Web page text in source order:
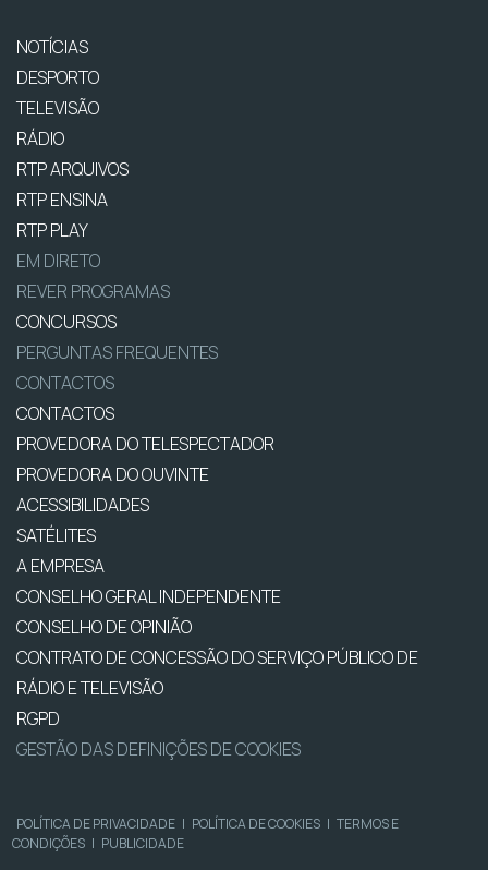
NOTÍCIAS
DESPORTO
TELEVISÃO
RÁDIO
RTP ARQUIVOS
RTP ENSINA
RTP PLAY
EM DIRETO
REVER PROGRAMAS
CONCURSOS
PERGUNTAS FREQUENTES
CONTACTOS
CONTACTOS
PROVEDORA DO TELESPECTADOR
PROVEDORA DO OUVINTE
ACESSIBILIDADES
SATÉLITES
A EMPRESA
CONSELHO GERAL INDEPENDENTE
CONSELHO DE OPINIÃO
CONTRATO DE CONCESSÃO DO SERVIÇO PÚBLICO DE
RÁDIO E TELEVISÃO
RGPD
GESTÃO DAS DEFINIÇÕES DE COOKIES
POLÍTICA DE PRIVACIDADE | POLÍTICA DE COOKIES | TERMOS E
CONDIÇÕES | PUBLICIDADE